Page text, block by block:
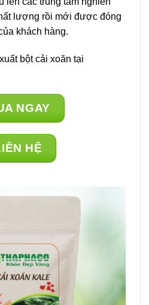
lượng rồi mới được đóng
khách hàng.
bột cải xoăn tại
NGAY
HỆ